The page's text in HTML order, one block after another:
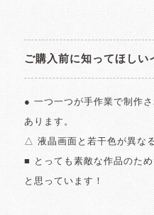
ご購入前に知ってほしい
● 一つ一つが手作業で制作
あります。
△ 液晶画面と若干色が異な
■ とっても素敵な作品のた
と思っています！